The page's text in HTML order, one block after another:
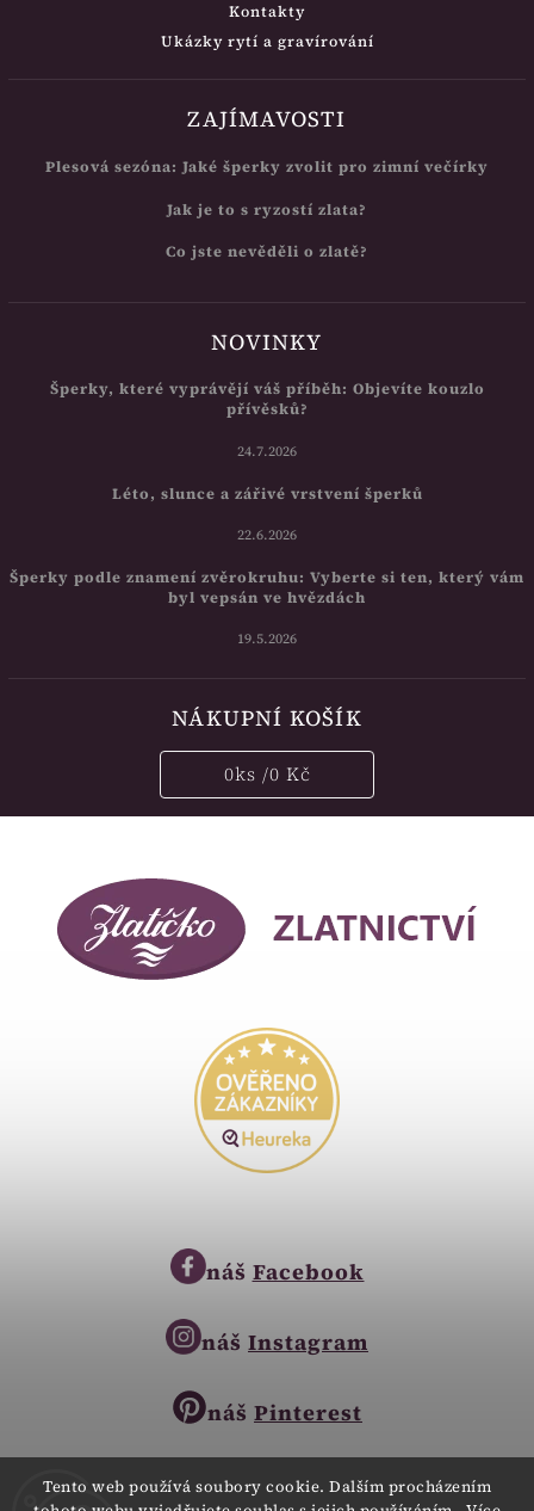
Tento web používá soubory cookie. Dalším procházením
Kontakty
Ukázky rytí a gravírování
ZAJÍMAVOSTI
Plesová sezóna: Jaké šperky zvolit pro zimní večírky
Jak je to s ryzostí zlata?
Co jste nevěděli o zlatě?
NOVINKY
Šperky, které vyprávějí váš příběh: Objevíte kouzlo
přívěsků?
24.7.2026
Léto, slunce a zářivé vrstvení šperků
22.6.2026
Šperky podle znamení zvěrokruhu: Vyberte si ten, který vám
byl vepsán ve hvězdách
19.5.2026
NÁKUPNÍ KOŠÍK
0ks /0 Kč
náš Facebook
náš Instagram
náš Pinterest